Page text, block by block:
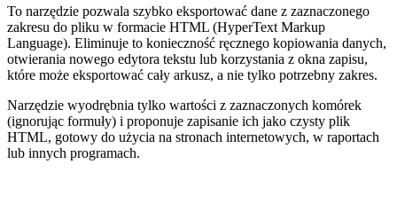
To narzędzie pozwala szybko eksportować dane z zaznaczonego
zakresu do pliku w formacie HTML (HyperText Markup
Language). Eliminuje to konieczność ręcznego kopiowania danych,
otwierania nowego edytora tekstu lub korzystania z okna zapisu,
które może eksportować cały arkusz, a nie tylko potrzebny zakres.
Narzędzie wyodrębnia tylko wartości z zaznaczonych komórek
(ignorując formuły) i proponuje zapisanie ich jako czysty plik
HTML, gotowy do użycia na stronach internetowych, w raportach
lub innych programach.